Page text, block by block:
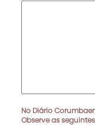
No Diário
Observe as